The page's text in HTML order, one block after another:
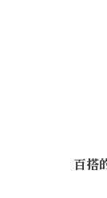
百搭